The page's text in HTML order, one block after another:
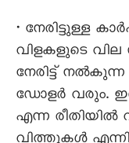
• നേരിട്ടുള്ള
വിളകളുടെ വില
നേരിട്ട്
ഡോളർ വരും.
എന്ന രീതിയിൽ